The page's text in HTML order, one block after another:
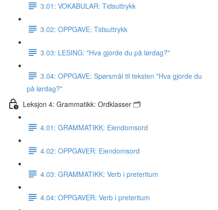
3.01: VOKABULAR: Tidsuttrykk
3.02: OPPGAVE: Tidsuttrykk
3.03: LESING: "Hva gjorde du på lørdag?"
3.04: OPPGAVE: Spørsmål til teksten "Hva gjorde du
på lørdag?"
Leksjon 4: Grammatikk: Ordklasser 🗂
4.01: GRAMMATIKK: Eiendomsord
4.02: OPPGAVER: Eiendomsord
4.03: GRAMMATIKK: Verb i preteritum
4.04: OPPGAVER: Verb i preteritum